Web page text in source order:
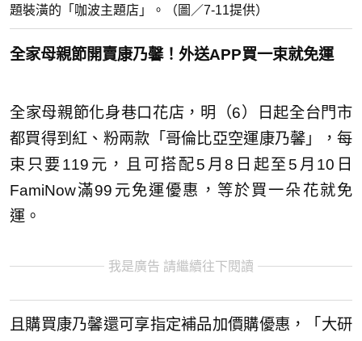
題裝潢的「咖波主題店」。（圖／7-11提供）
全家母親節開賣康乃馨！外送APP買一束就免運
全家母親節化身巷口花店，明（6）日起全台門市
都買得到紅、粉兩款「哥倫比亞空運康乃馨」，每
束只要119元，且可搭配5月8日起至5月10日
FamiNow滿99元免運優惠，等於買一朵花就免
運。
我是廣告 請繼續往下閱讀
且購買康乃馨還可享指定補品加價購優惠，「大研